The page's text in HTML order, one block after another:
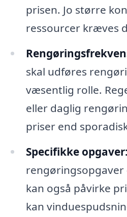
prisen. Jo større
ressourcer kræves
skal udføres
væsentlig rolle.
eller daglig
priser end
Specifikke opgaver:
kan også påvirke
kan